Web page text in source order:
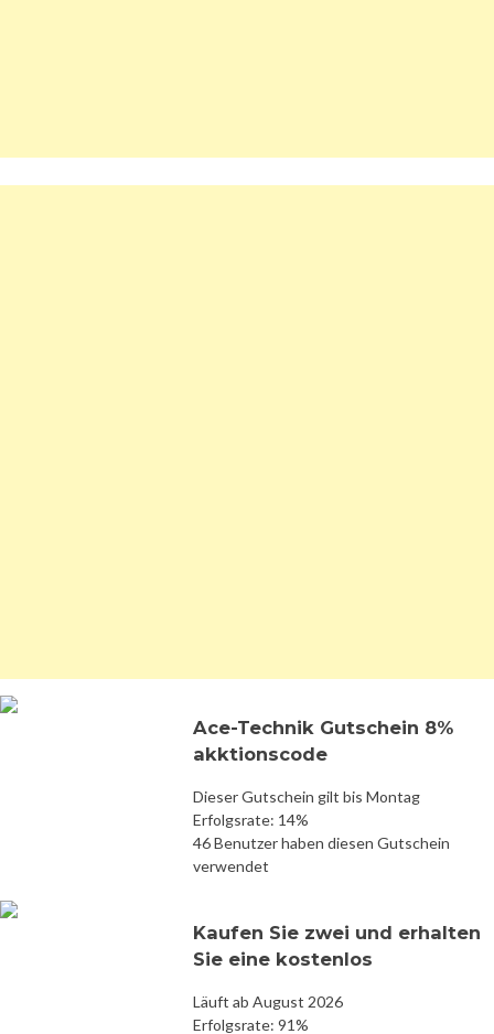
Ace-Technik Gutschein 8%
akktionscode
Dieser Gutschein gilt bis Montag
Erfolgsrate: 14%
46 Benutzer haben diesen Gutschein
verwendet
Kaufen Sie zwei und erhalten
Sie eine kostenlos
Läuft ab August 2026
Erfolgsrate: 91%